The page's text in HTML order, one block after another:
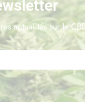
actualités sur le